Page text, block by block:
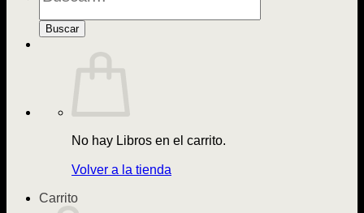
Buscar
No hay Libros en el carrito.
Volver a la tienda
Carrito